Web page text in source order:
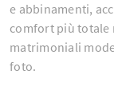
e abbinamenti,
comfort più totale
matrimoniali
foto.